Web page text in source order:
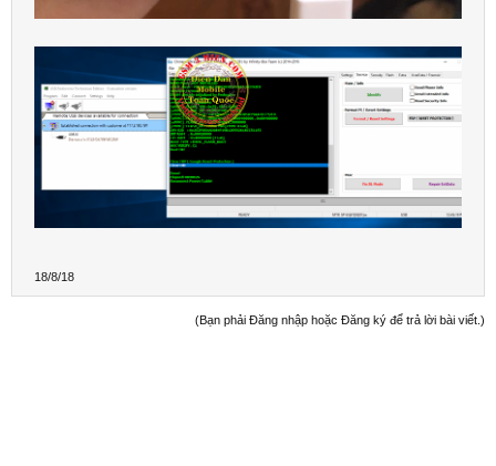
18/8/18
(Bạn phải Đăng nhập hoặc Đăng ký để trả lời bài viết.)